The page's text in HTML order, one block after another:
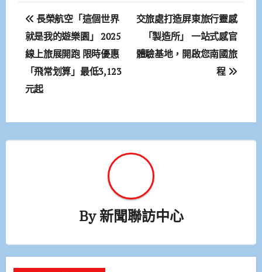
文
章
導
覽
長榮航空「這個世界
就是我的遊樂園」 2025
線上旅展開跑 限時優惠
「飛常划算」最低3,123
元起
交旅處打造屏東旅行靈感
「製造所」 一站式感官
體驗基地，開啟您南國旅
程
By新聞聯訪中心